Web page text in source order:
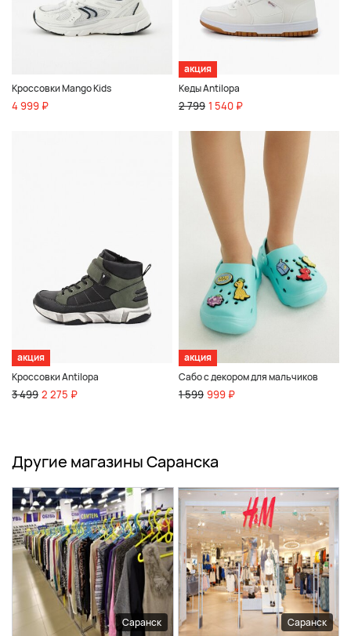
Кроссовки Mango Kids
4 999 ₽
акция
Кеды Antilopa
2 799 1 540 ₽
акция
Кроссовки Antilopa
3 499 2 275 ₽
акция
Сабо с декором для мальчиков
1 599 999 ₽
Другие магазины Саранска
Саранск Саранск